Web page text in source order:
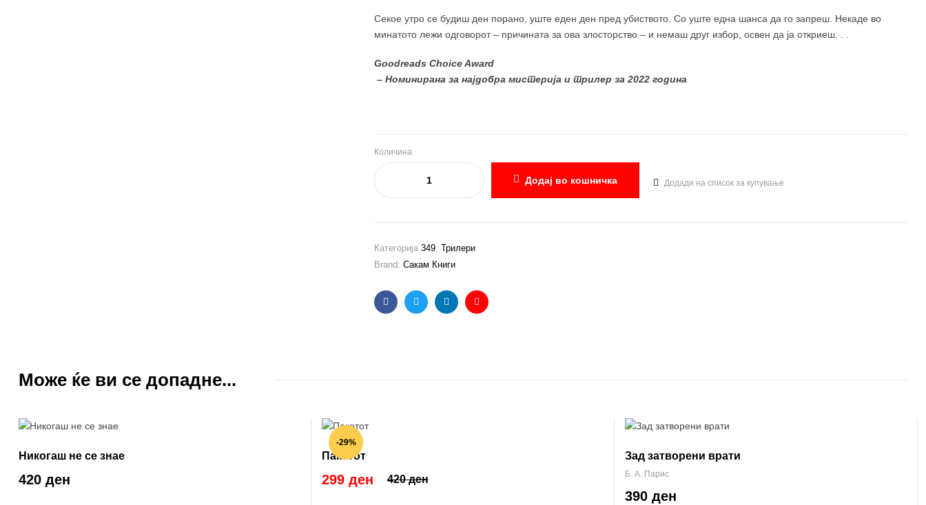
Секое утро се будиш ден порано, уште еден ден пред убиството. Со уште една шанса да го запреш. Некаде во
минатото лежи одговорот – причината за ова злосторство – и немаш друг избор, освен да ја откриеш. . .
Goodreads Choice Award
– Номинирана за најдобра мистерија и трилер за 2022 година
Количина
Додај во кошничка Додади на список за купување
Категорија 349, Трилери
Brand: Сакам Книги
FacebookTwitterLinkedinEmail
Може ќе ви се допадне...
Никогаш не се знае
420 ден
-29%
Пакетот
420 ден
299 ден
Зад затворени врати
Б. А. Парис
390 ден